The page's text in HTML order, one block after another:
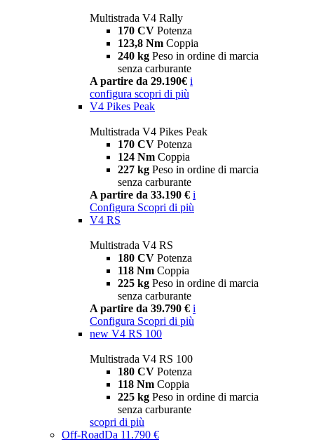
Multistrada V4 Rally
170 CV Potenza
123,8 Nm Coppia
240 kg Peso in ordine di marcia
senza carburante
A partire da 29.190€ i
configura scopri di più
V4 Pikes Peak
Multistrada V4 Pikes Peak
170 CV Potenza
124 Nm Coppia
227 kg Peso in ordine di marcia
senza carburante
A partire da 33.190 € i
Configura Scopri di più
V4 RS
Multistrada V4 RS
180 CV Potenza
118 Nm Coppia
225 kg Peso in ordine di marcia
senza carburante
A partire da 39.790 € i
Configura Scopri di più
new V4 RS 100
Multistrada V4 RS 100
180 CV Potenza
118 Nm Coppia
225 kg Peso in ordine di marcia
senza carburante
scopri di più
Off-RoadDa 11.790 €